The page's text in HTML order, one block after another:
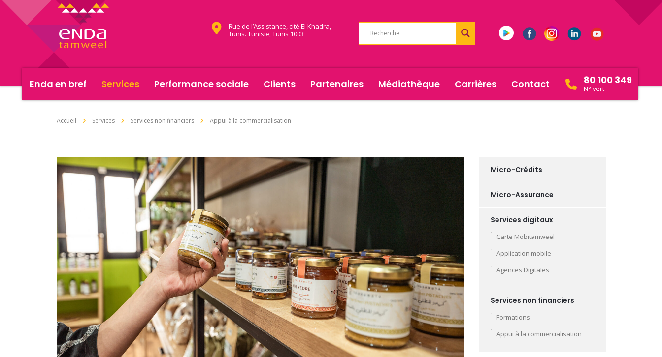
Rue de l’Assistance, cité El Khadra,
Tunis. Tunisie, Tunis 1003
Enda en bref Services Performance sociale Clients Partenaires Médiathèque Carrières Contact 80 100 349
N° vert
Accueil Services Services non financiers Appui à la commercialisation
Micro-Crédits
Micro-Assurance
Services digitaux
Carte Mobitamweel
Application mobile
Agences Digitales
Services non financiers
Formations
Appui à la commercialisation